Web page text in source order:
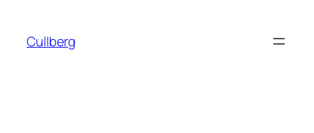
innehåll
Cullberg